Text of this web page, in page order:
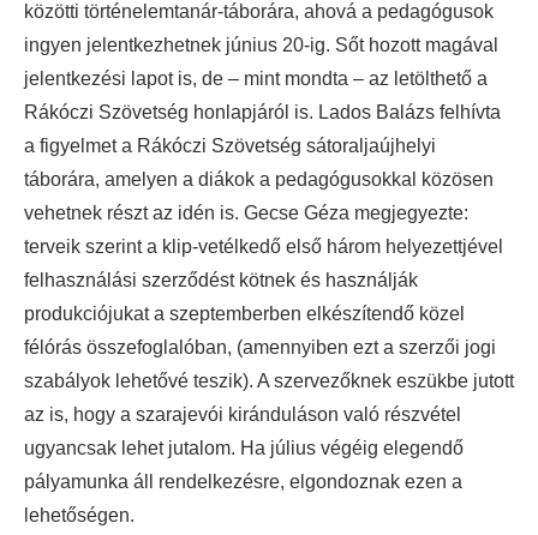
közötti történelemtanár-táborára, ahová a pedagógusok
ingyen jelentkezhetnek június 20-ig. Sőt hozott magával
jelentkezési lapot is, de – mint mondta – az letölthető a
Rákóczi Szövetség honlapjáról is. Lados Balázs felhívta
a figyelmet a Rákóczi Szövetség sátoraljaújhelyi
táborára, amelyen a diákok a pedagógusokkal közösen
vehetnek részt az idén is. Gecse Géza megjegyezte:
terveik szerint a klip-vetélkedő első három helyezettjével
felhasználási szerződést kötnek és használják
produkciójukat a szeptemberben elkészítendő közel
félórás összefoglalóban, (amennyiben ezt a szerzői jogi
szabályok lehetővé teszik). A szervezőknek eszükbe jutott
az is, hogy a szarajevói kiránduláson való részvétel
ugyancsak lehet jutalom. Ha július végéig elegendő
pályamunka áll rendelkezésre, elgondoznak ezen a
lehetőségen.